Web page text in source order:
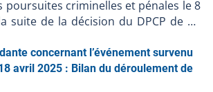
poursuites criminelles et pénales le 8
suite de la décision du DPCP de ne
contre les policiers impliqués,
faits nouveaux, le BEI clôt le dossier
Résumé de l’événement Le 22 juin
est décédée lors d'une
concernant l’événement survenu
avril 2025 : Bilan du déroulement de